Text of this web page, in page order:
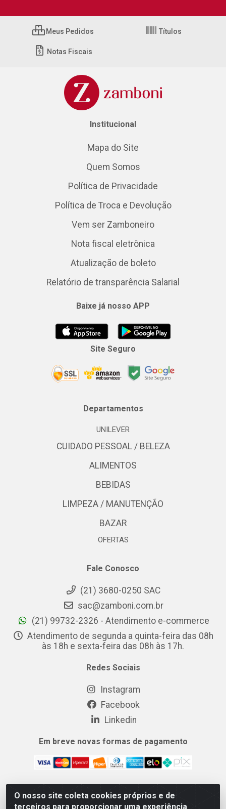
O nosso site coleta cookies próprios e de
terceiros para proporcionar uma experiência
Meus Pedidos Títulos
Notas Fiscais
Institucional
Mapa do Site
Quem Somos
Política de Privacidade
Política de Troca e Devolução
Vem ser Zamboneiro
Nota fiscal eletrônica
Atualização de boleto
Relatório de transparência Salarial
Baixe já nosso APP
Site Seguro
Departamentos
UNILEVER
CUIDADO PESSOAL / BELEZA
ALIMENTOS
BEBIDAS
LIMPEZA / MANUTENÇÃO
BAZAR
OFERTAS
Fale Conosco
(21) 3680-0250 SAC
sac@zamboni.com.br
(21) 99732-2326 - Atendimento e-commerce
Atendimento de segunda a quinta-feira das 08h
às 18h e sexta-feira das 08h às 17h.
Redes Sociais
Instagram
Facebook
Linkedin
Em breve novas formas de pagamento
MIX CERTO DISTRIBUIDORA DE COSMÉTICOS ALIMENTOS E